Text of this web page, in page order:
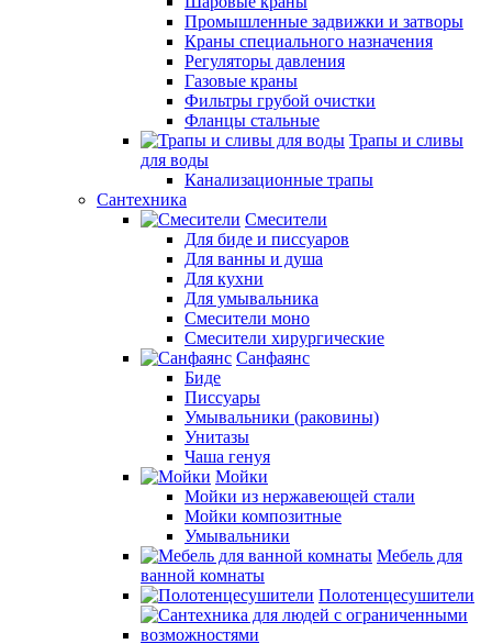
Промышленные задвижки и затворы
Краны специального назначения
Регуляторы давления
Газовые краны
Фильтры грубой очистки
Фланцы стальные
Трапы и сливы
для воды
Канализационные трапы
Сантехника
Смесители
Для биде и писсуаров
Для ванны и душа
Для кухни
Для умывальника
Смесители моно
Смесители хирургические
Санфаянс
Биде
Писсуары
Умывальники (раковины)
Унитазы
Чаша генуя
Мойки
Мойки из нержавеющей стали
Мойки композитные
Умывальники
Мебель для
ванной комнаты
Полотенцесушители